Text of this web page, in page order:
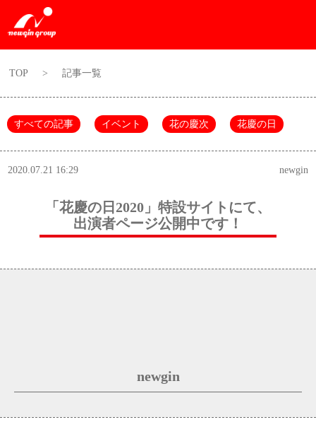
TOP > 記事一覧
すべての記事 イベント 花の慶次 花慶の日
2020.07.21 16:29 newgin
「花慶の日2020」特設サイトにて、
出演者ページ公開中です！
newgin